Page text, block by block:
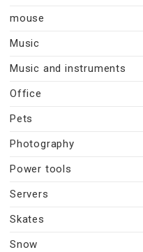
mouse
Music
Music and instruments
Office
Pets
Photography
Power tools
Servers
Skates
Snow